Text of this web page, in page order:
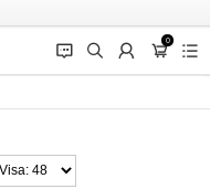
󰂱 󰂨 󰃳
0
󰃦 󰃖